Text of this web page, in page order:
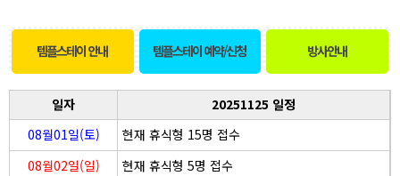
템플스테이 안내 템플스테이 예약/신청 방사안내
일자
20251125 일정
08월01일(토)
현재 휴식형 15명 접수
08월02일(일)
현재 휴식형 5명 접수